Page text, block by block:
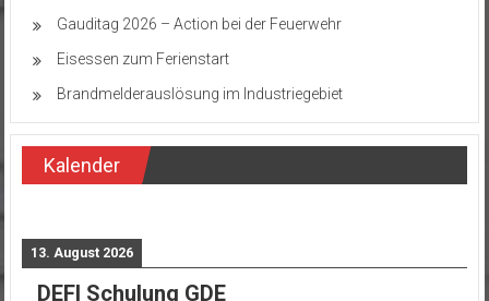
Gauditag 2026 – Action bei der Feuerwehr
Eisessen zum Ferienstart
Brandmelderauslösung im Industriegebiet
Kalender
13. August 2026
DEFI Schulung GDE